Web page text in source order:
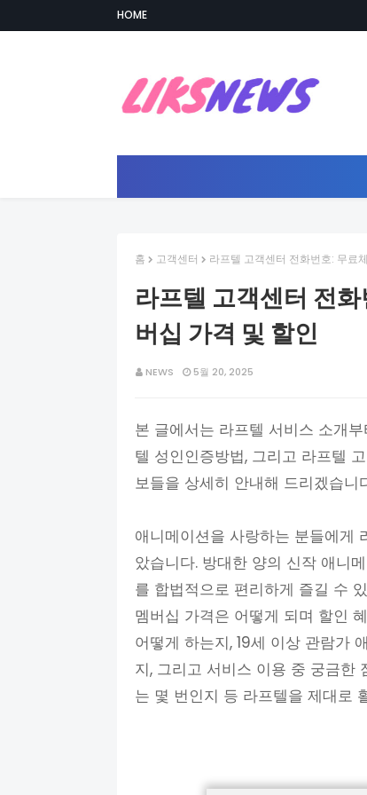
HOME
홈 고객센터 라프텔 고객센터 전화번호: 무료
라프텔 고객센터 전
버십 가격 및 할인
NEWS 5월 20, 2025
본 글에서는 라프텔 서비스 소개
텔 성인인증방법, 그리고 라프텔
보들을 상세히 안내해 드리겠습니
애니메이션을 사랑하는 분들에게
았습니다. 방대한 양의 신작 애니
를 합법적으로 편리하게 즐길 수
멤버십 가격은 어떻게 되며 할인
어떻게 하는지, 19세 이상 관람가
지, 그리고 서비스 이용 중 궁금한
는 몇 번인지 등 라프텔을 제대로